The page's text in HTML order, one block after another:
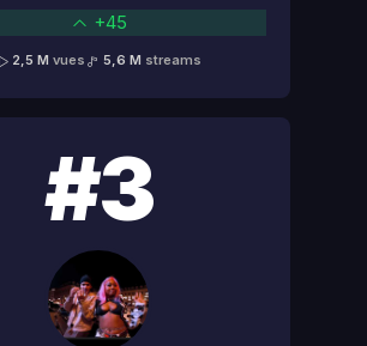
+45
2,5 M vues 5,6 M streams
#3